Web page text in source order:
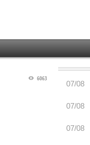
6063
07/08
07/08
07/08